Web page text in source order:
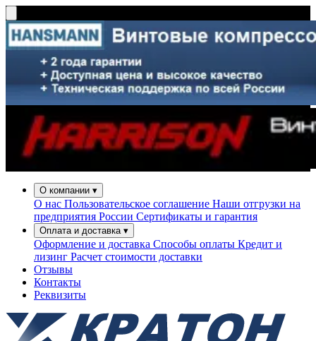
О компании ▾
О нас Пользовательское соглашение Наши отгрузки на
предприятия России Сертификаты и гарантия
Оплата и доставка ▾
Оформление и доставка Способы оплаты Кредит и
лизинг Расчет стоимости доставки
Отзывы
Контакты
Реквизиты